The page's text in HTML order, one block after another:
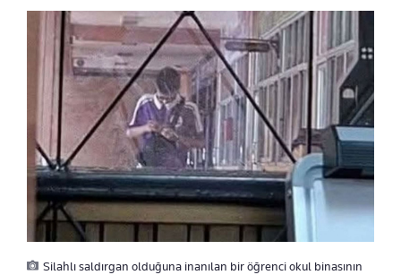
Silahlı saldırgan olduğuna inanılan bir öğrenci okul binasının